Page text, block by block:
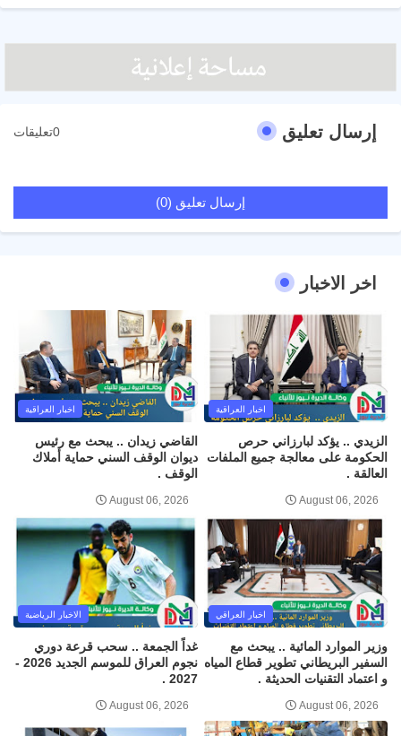
إرسال تعليق 0تعليقات
إرسال تعليق (0)
اخر الاخبار
اخبار العراقية
الزيدي .. يؤكد لبارزاني حرص
الحكومة على معالجة جميع الملفات
العالقة .
August 06, 2026
اخبار العراقية
القاضي زيدان .. يبحث مع رئيس
ديوان الوقف السني حماية أملاك
الوقف .
August 06, 2026
اخبار العراقي
وزير الموارد المائية .. يبحث مع
السفير البريطاني تطوير قطاع المياه
و اعتماد التقنيات الحديثة .
August 06, 2026
الاخبار الرياضية
غداً الجمعة .. سحب قرعة دوري
نجوم العراق للموسم الجديد 2026 -
2027 .
August 06, 2026